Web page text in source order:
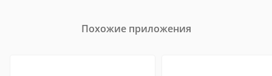
Похожие приложения